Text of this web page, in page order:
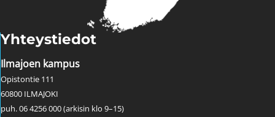
Yhteystiedot
Ilmajoen kampus
Opistontie 111
60800 ILMAJOKI
puh. 06 4256 000 (arkisin klo 9–15)